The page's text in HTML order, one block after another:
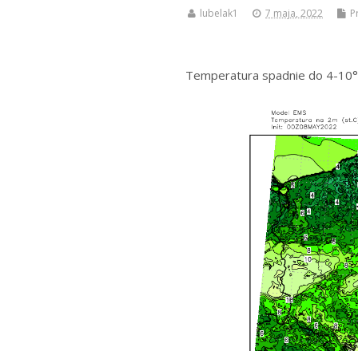
lubelak1 7 maja, 2022
Temperatura spadnie do 4-